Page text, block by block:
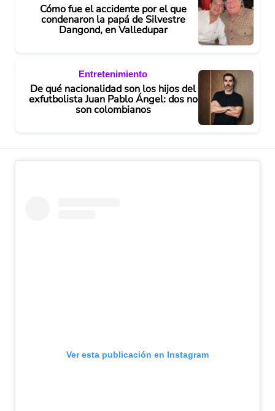
Cómo fue el accidente por el que
condenaron la papá de Silvestre
Dangond, en Valledupar
Entretenimiento
De qué nacionalidad son los hijos del
exfutbolista Juan Pablo Ángel: dos no
son colombianos
Ver esta publicación en Instagram